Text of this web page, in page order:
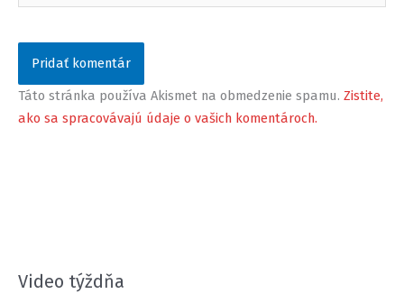
Táto stránka používa Akismet na obmedzenie spamu. Zistite,
ako sa spracovávajú údaje o vašich komentároch.
Video týždňa